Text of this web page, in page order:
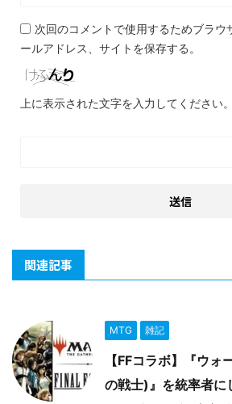
次回のコメントで使用するためブラウ
ールアドレス、サイトを保存する。
上に表示された文字を入力してください。
関連記事
MTG 雑記
【FFコラボ】『ウ
の戦士)』を統率者に